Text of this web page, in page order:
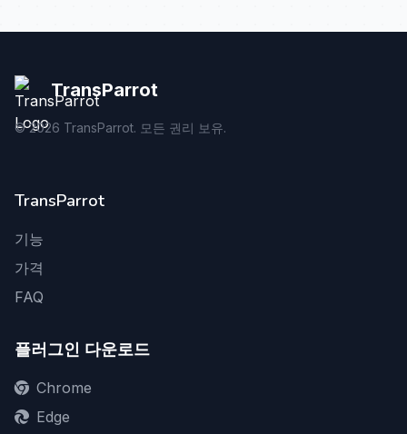
TransParrot
©2026 TransParrot. 모든 권리 보유.
TransParrot
기능
가격
FAQ
플러그인 다운로드
Chrome
Edge